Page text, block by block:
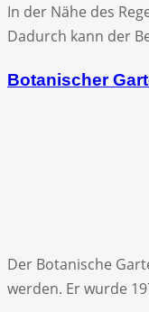
In der Nähe des
Dadurch kann der
Botanischer
Der Botanische
werden. Er wurde